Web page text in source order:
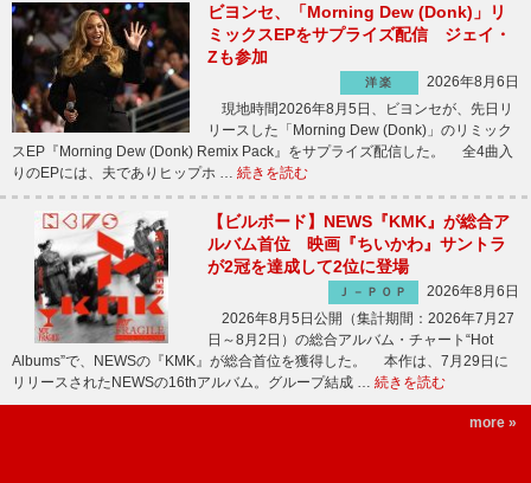
ビヨンセ、「Morning Dew (Donk)」リ
ミックスEPをサプライズ配信 ジェイ・
Zも参加
洋楽
2026年8月6日
現地時間2026年8月5日、ビヨンセが、先日リ
リースした「Morning Dew (Donk)」のリミック
スEP『Morning Dew (Donk) Remix Pack』をサプライズ配信した。 全4曲入
りのEPには、夫でありヒップホ … 続きを読む
【ビルボード】NEWS『KMK』が総合ア
ルバム首位 映画『ちいかわ』サントラ
が2冠を達成して2位に登場
Ｊ－ＰＯＰ
2026年8月6日
2026年8月5日公開（集計期間：2026年7月27
日～8月2日）の総合アルバム・チャート“Hot
Albums”で、NEWSの『KMK』が総合首位を獲得した。 本作は、7月29日に
リリースされたNEWSの16thアルバム。グループ結成 … 続きを読む
more »